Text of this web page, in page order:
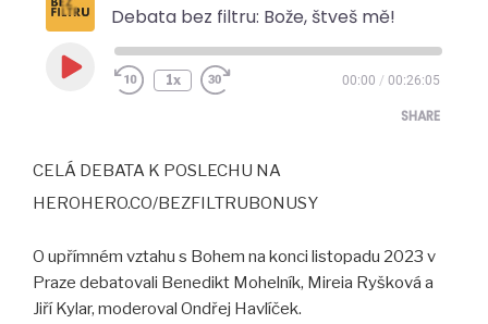
Debata bez filtru: Bože, štveš mě!
Play
Episode
1x 00:00 / 00:26:05
SHARE
SHARE
EMBED
CELÁ DEBATA K POSLECHU NA
HEROHERO.CO/BEZFILTRUBONUSY
O upřímném vztahu s Bohem na konci listopadu 2023 v
Praze debatovali Benedikt Mohelník, Mireia Ryšková a
Jiří Kylar, moderoval Ondřej Havlíček.